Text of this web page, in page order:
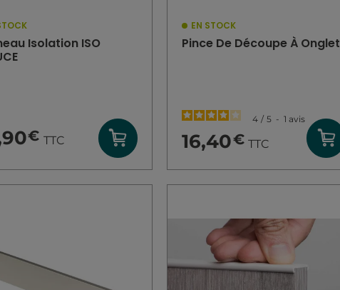
Isolation ISO
€ TTC
EN STOCK
Pince De Découpe À Onglet
4 / 5 - 1avis
16,40€ TTC